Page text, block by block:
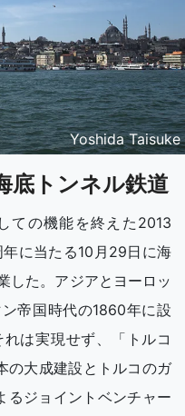
Yoshida Taisuke
底トンネル鉄道
ての機能を終えた2013
に当たる10月29日に海
した。アジアとヨーロッ
帝国時代の1860年に設
は実現せず、「トルコ
の大成建設とトルコのガ
るジョイントベンチャー